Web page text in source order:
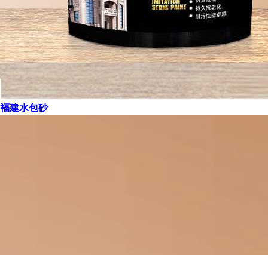
福建水包砂